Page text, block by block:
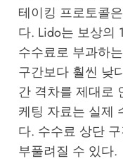
테이킹 프로토콜
다. Lido는 보상의
수수료로 부과하
구간보다 훨씬 낮
간 격차를 제대로
케팅 자료는 실제
다. 수수료 상단
부풀려질 수 있다.